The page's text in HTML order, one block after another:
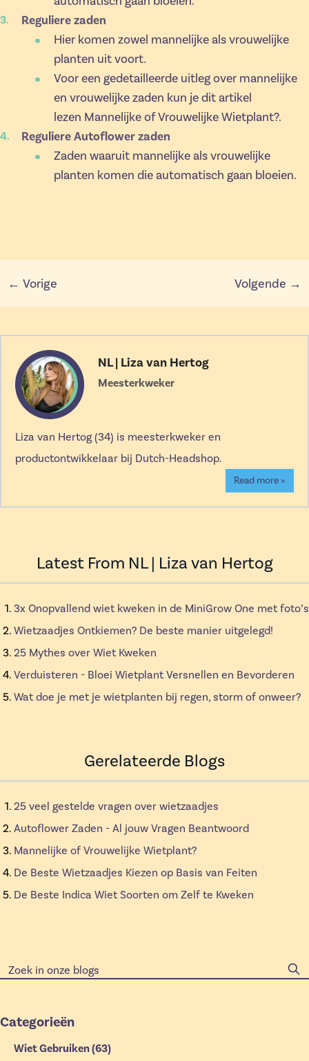
Reguliere zaden
Hier komen zowel mannelijke als vrouwelijke
planten uit voort.
Voor een gedetailleerde uitleg over mannelijke
en vrouwelijke zaden kun je dit artikel
lezen Mannelijke of Vrouwelijke Wietplant?.
Reguliere Autoflower zaden
Zaden waaruit mannelijke als vrouwelijke
planten komen die automatisch gaan bloeien.
← Vorige Volgende →
NL | Liza van Hertog
Meesterkweker
Liza van Hertog (34) is meesterkweker en
productontwikkelaar bij Dutch-Headshop.
Read more »
Latest From NL | Liza van Hertog
3x Onopvallend wiet kweken in de MiniGrow One met foto’s
Wietzaadjes Ontkiemen? De beste manier uitgelegd!
25 Mythes over Wiet Kweken
Verduisteren - Bloei Wietplant Versnellen en Bevorderen
Wat doe je met je wietplanten bij regen, storm of onweer?
Gerelateerde Blogs
25 veel gestelde vragen over wietzaadjes
Autoflower Zaden - Al jouw Vragen Beantwoord
Mannelijke of Vrouwelijke Wietplant?
De Beste Wietzaadjes Kiezen op Basis van Feiten
De Beste Indica Wiet Soorten om Zelf te Kweken
Categorieën
Wiet Gebruiken(63)